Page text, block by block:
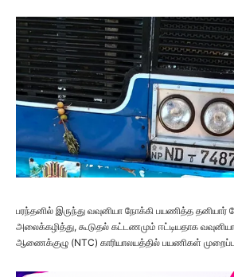
பரந்தனில் இருந்து வவுனியா நோக்கி பயணித்த தனியார்
அலைக்கழித்து, கூடுதல் கட்டணமும் ஈட்டியதாக
ஆணைக்குழு (NTC) காரியாலயத்தில் பயணிகள்